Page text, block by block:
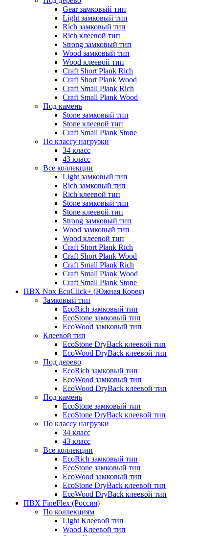
Gear замковый тип
Light замковый тип
Rich замковый тип
Rich клеевой тип
Strong замковый тип
Wood замковый тип
Wood клеевой тип
Craft Short Plank Rich
Craft Short Plank Wood
Craft Small Plank Rich
Craft Small Plank Wood
Под камень
Stone замковый тип
Stone клеевой тип
Craft Small Plank Stone
По классу нагрузки
34 класс
43 класс
Все коллекции
Light замковый тип
Rich замковый тип
Rich клеевой тип
Stone замковый тип
Stone клеевой тип
Strong замковый тип
Wood замковый тип
Wood клеевой тип
Craft Short Plank Rich
Craft Short Plank Wood
Craft Small Plank Rich
Craft Small Plank Wood
Craft Small Plank Stone
ПВХ Nox EcoClick+ (Южная Корея)
Замковый тип
EcoRich замковый тип
EcoStone замковый тип
EcoWood замковый тип
Клеевой тип
EcoStone DryBack клеевой тип
EcoWood DryBack клеевой тип
Под дерево
EcoRich замковый тип
EcoWood замковый тип
EcoWood DryBack клеевой тип
Под камень
EcoStone замковый тип
EcoStone DryBack клеевой тип
По классу нагрузки
34 класс
43 класс
Все коллекции
EcoRich замковый тип
EcoStone замковый тип
EcoWood замковый тип
EcoStone DryBack клеевой тип
EcoWood DryBack клеевой тип
ПВХ FineFlex (Россия)
По коллекциям
Light Клеевой тип
Wood Клеевой тип